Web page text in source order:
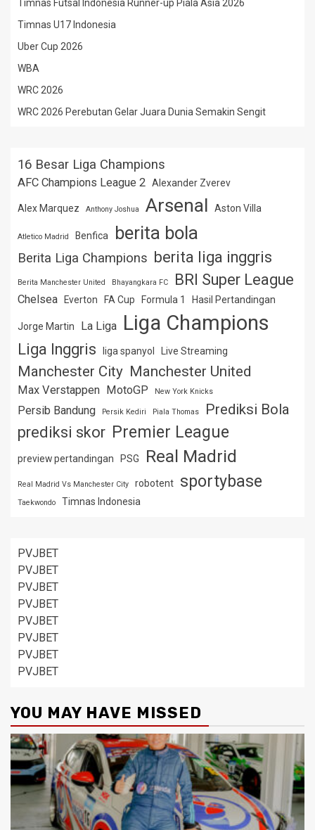
Timnas Futsal Indonesia Runner-up Piala Asia 2026
Timnas U17 Indonesia
Uber Cup 2026
WBA
WRC 2026
WRC 2026 Perebutan Gelar Juara Dunia Semakin Sengit
16 Besar Liga Champions
AFC Champions League 2 Alexander Zverev
Alex Marquez Anthony Joshua Arsenal Aston Villa
Atletico Madrid Benfica berita bola
Berita Liga Champions berita liga inggris
Berita Manchester United Bhayangkara FC BRI Super League
Chelsea Everton FA Cup Formula 1 Hasil Pertandingan
Jorge Martin La Liga Liga Champions
Liga Inggris liga spanyol Live Streaming
Manchester City Manchester United
Max Verstappen MotoGP New York Knicks
Persib Bandung Persik Kediri Piala Thomas Prediksi Bola
prediksi skor Premier League
preview pertandingan PSG Real Madrid
Real Madrid Vs Manchester City robotent sportybase
Taekwondo Timnas Indonesia
PVJBET
PVJBET
PVJBET
PVJBET
PVJBET
PVJBET
PVJBET
PVJBET
YOU MAY HAVE MISSED